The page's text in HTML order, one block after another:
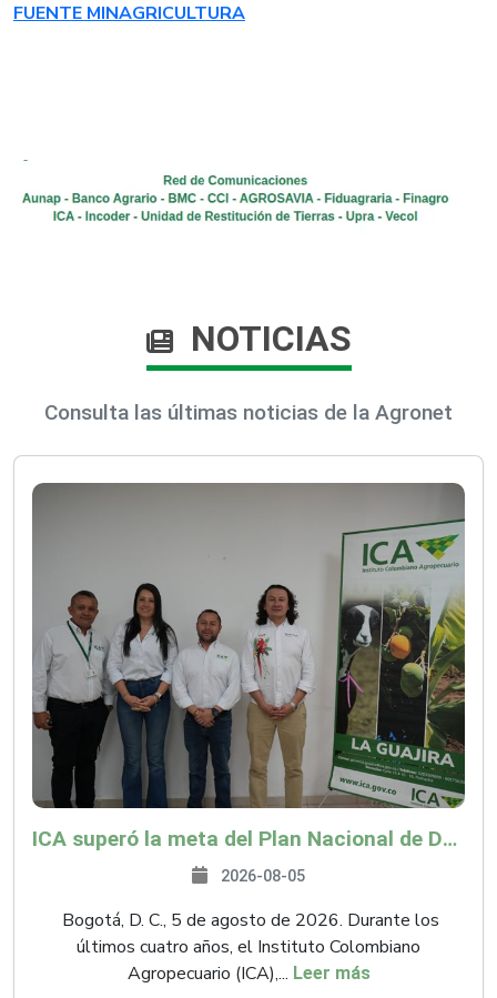
FUENTE MINAGRICULTURA
NOTICIAS
Consulta las últimas noticias de la Agronet
ICA superó la meta del Plan Nacional de Desarrollo y abrió 61 mercados internacionales
2026-08-05
Bogotá, D. C., 5 de agosto de 2026. Durante los
últimos cuatro años, el Instituto Colombiano
Agropecuario (ICA),... Leer más